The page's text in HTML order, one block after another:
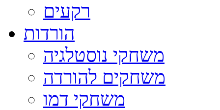
רקעים
הורדות
משחקי נוסטלגיה
משחקים להורדה
משחקי דמו